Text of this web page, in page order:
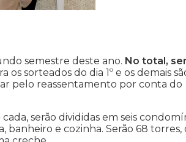
semestre deste ano. No total,
os sorteados do dia 1º e os demais
pelo reassentamento por conta do
serão divididas em seis
banheiro e cozinha. Serão 68 torres,